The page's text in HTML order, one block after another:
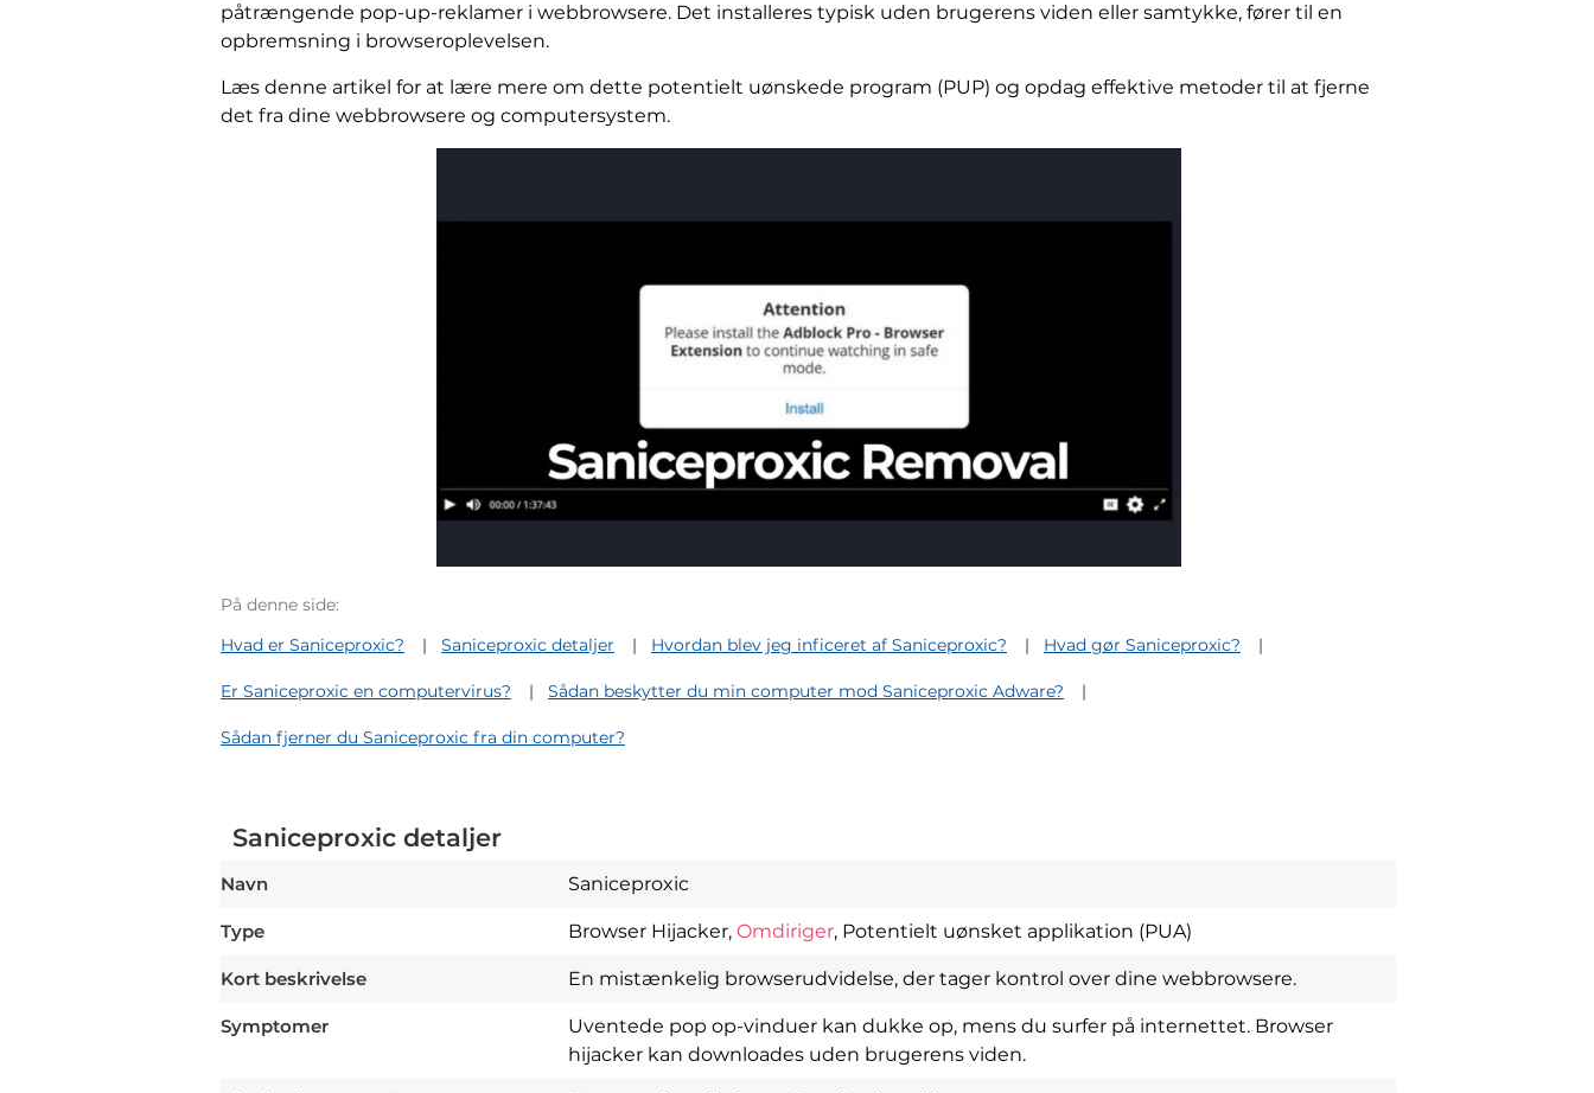
påtrængende pop-up-reklamer i webbrowsere. Det installeres typisk uden brugerens viden eller samtykke, fører til en
opbremsning i browseroplevelsen.
Læs denne artikel for at lære mere om dette potentielt uønskede program (PUP) og opdag effektive metoder til at fjerne
det fra dine webbrowsere og computersystem.
På denne side:
Hvad er Saniceproxic?
Saniceproxic detaljer Hvordan blev jeg inficeret af Saniceproxic? Hvad gør Saniceproxic?
Er Saniceproxic en computervirus? Sådan beskytter du min computer mod Saniceproxic Adware?
Sådan fjerner du Saniceproxic fra din computer?
Saniceproxic detaljer
Navn Saniceproxic
Type Browser Hijacker, Omdiriger, Potentielt uønsket applikation (PUA)
Kort beskrivelse En mistænkelig browserudvidelse, der tager kontrol over dine webbrowsere.
Symptomer
Uventede pop op-vinduer kan dukke op, mens du surfer på internettet. Browser
hijacker kan downloades uden brugerens viden.
Download
Spy Hunter